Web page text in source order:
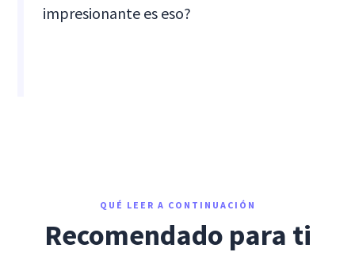
impresionante es eso?
QUÉ LEER A CONTINUACIÓN
Recomendado para ti